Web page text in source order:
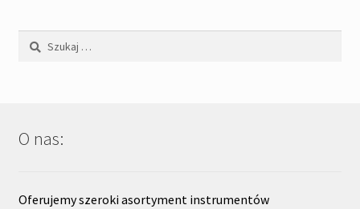
Szukaj:
O nas:
Oferujemy szeroki asortyment instrumentów